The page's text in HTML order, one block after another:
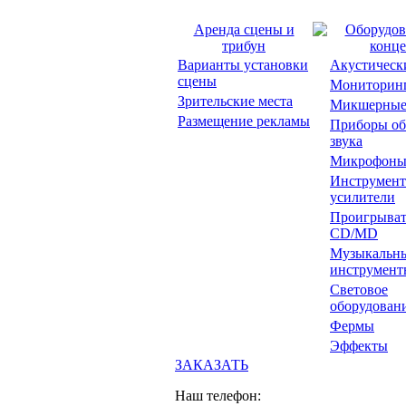
Аренда сцены и
трибун
Варианты установки
сцены
Зрительские места
Размещение рекламы
Микшерные
Приборы
звука
Микрофоны
усилители
CD/MD
Световое
Фермы
Эффекты
ЗАКАЗАТЬ
Наш телефон: